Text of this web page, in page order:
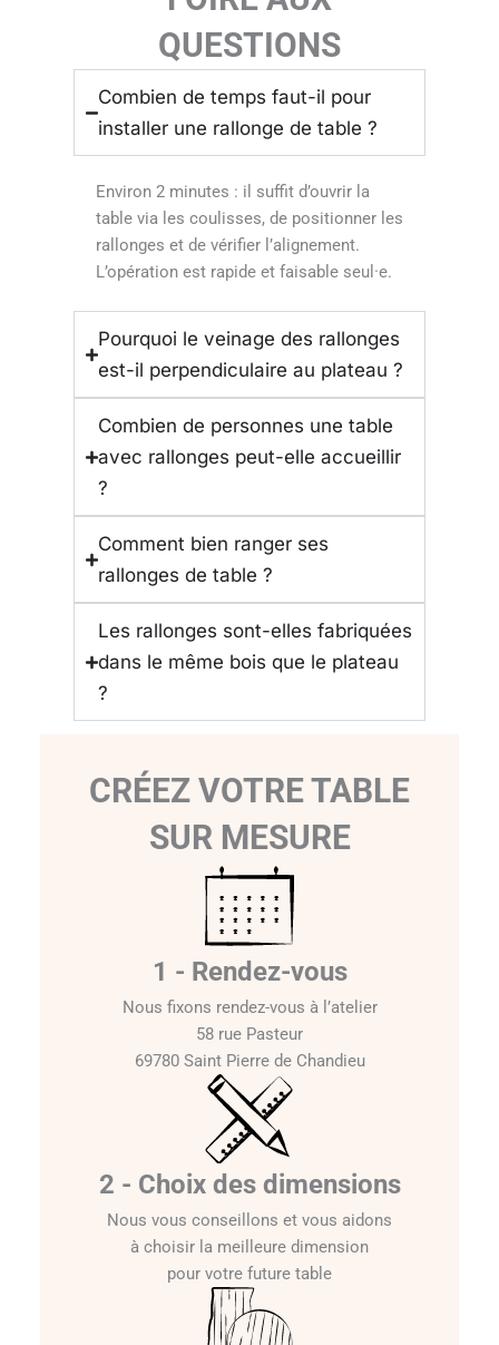
QUESTIONS
Combien de temps faut-il pour
installer une rallonge de table ?
Environ 2 minutes : il suffit d’ouvrir la
table via les coulisses, de positionner les
rallonges et de vérifier l’alignement.
L’opération est rapide et faisable seul·e.
Pourquoi le veinage des rallonges
est-il perpendiculaire au plateau ?
Combien de personnes une table
avec rallonges peut-elle accueillir
?
Comment bien ranger ses
rallonges de table ?
Les rallonges sont-elles fabriquées
dans le même bois que le plateau
?
CRÉEZ VOTRE TABLE
SUR MESURE
1 - Rendez-vous
Nous fixons rendez-vous à l’atelier
58 rue Pasteur
69780 Saint Pierre de Chandieu
2 - Choix des dimensions
Nous vous conseillons et vous aidons
à choisir la meilleure dimension
pour votre future table